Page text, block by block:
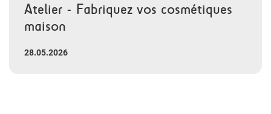
Atelier - Fabriquez vos cosmétiques
maison
28.05.2026